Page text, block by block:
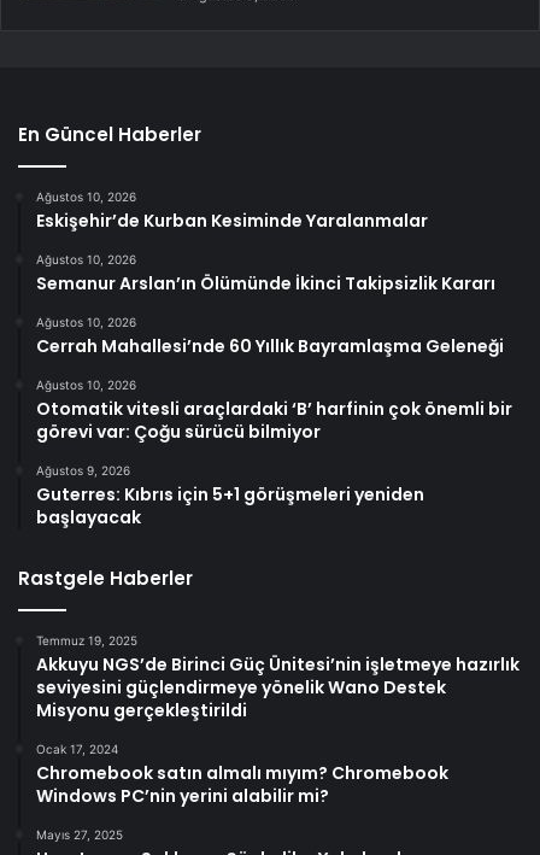
En Güncel Haberler
Ağustos 10, 2026
Eskişehir’de Kurban Kesiminde Yaralanmalar
Ağustos 10, 2026
Semanur Arslan’ın Ölümünde İkinci Takipsizlik Kararı
Ağustos 10, 2026
Cerrah Mahallesi’nde 60 Yıllık Bayramlaşma Geleneği
Ağustos 10, 2026
Otomatik vitesli araçlardaki ‘B’ harfinin çok önemli bir
görevi var: Çoğu sürücü bilmiyor
Ağustos 9, 2026
Guterres: Kıbrıs için 5+1 görüşmeleri yeniden
başlayacak
Rastgele Haberler
Temmuz 19, 2025
Akkuyu NGS’de Birinci Güç Ünitesi’nin işletmeye hazırlık
seviyesini güçlendirmeye yönelik Wano Destek
Misyonu gerçekleştirildi
Ocak 17, 2024
Chromebook satın almalı mıyım? Chromebook
Windows PC’nin yerini alabilir mi?
Mayıs 27, 2025